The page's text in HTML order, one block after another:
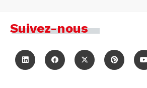
Suivez-nous